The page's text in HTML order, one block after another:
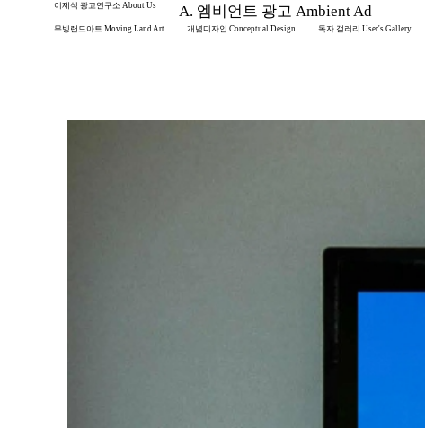
이제석 광고연구소 About Us A. 엠비언트 광고 Ambient Ad
무빙랜드아트 Moving Land Art
개념디자인 Conceptual Design 독자 갤러리 User's Gallery